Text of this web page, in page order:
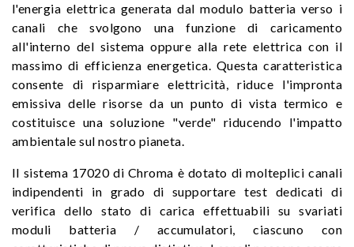
l'energia elettrica generata dal modulo batteria verso i
canali che svolgono una funzione di caricamento
all'interno del sistema oppure alla rete elettrica con il
massimo di efficienza energetica. Questa caratteristica
consente di risparmiare elettricità, riduce l'impronta
emissiva delle risorse da un punto di vista termico e
costituisce una soluzione "verde" riducendo l'impatto
ambientale sul nostro pianeta.
Il sistema 17020 di Chroma è dotato di molteplici canali
indipendenti in grado di supportare test dedicati di
verifica dello stato di carica effettuabili su svariati
moduli batteria / accumulatori, ciascuno con